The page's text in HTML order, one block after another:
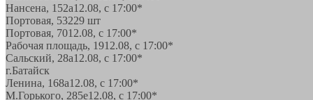
Нансена, 152а12.08, с 17:00*
Портовая, 53229 шт
Портовая, 7012.08, с 17:00*
Рабочая площадь, 1912.08, с 17:00*
Сальский, 28a12.08, с 17:00*
г.Батайск
Ленина, 168а12.08, с 17:00*
М.Горького, 285е12.08, с 17:00*